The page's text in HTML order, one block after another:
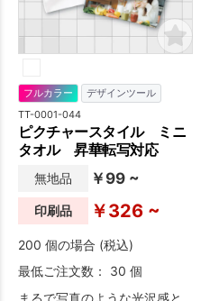
フルカラー デザインツール
TT-0001-044
ピクチャースタイル ミニ
タオル 昇華転写対応
無地品 ￥99 ~
印刷品 ￥326 ~
200 個の場合 (税込)
最低ご注文数： 30 個
まるで写真のような光沢感と